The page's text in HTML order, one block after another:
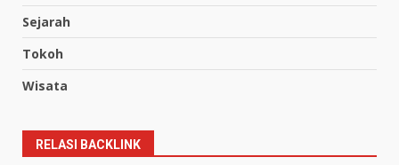
Sejarah
Tokoh
Wisata
RELASI BACKLINK